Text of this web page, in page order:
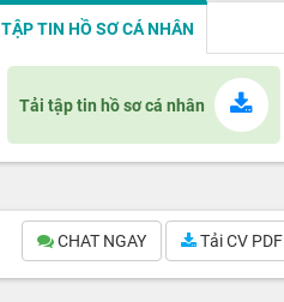
TẬP TIN HỒ SƠ CÁ NHÂN
Tải tập tin hồ sơ cá nhân
CHAT NGAY Tải CV PDF